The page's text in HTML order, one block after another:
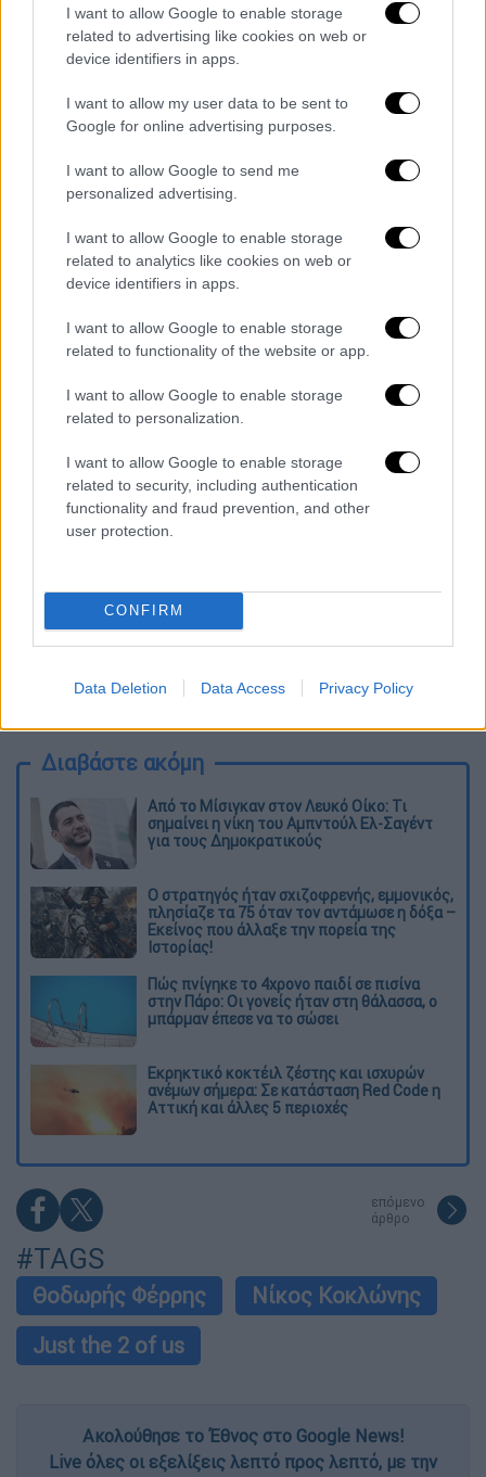
I want to allow Google to enable storage
related to advertising like cookies on web or
device identifiers in apps.
I want to allow my user data to be sent to
Google for online advertising purposes.
I want to allow Google to send me
personalized advertising.
I want to allow Google to enable storage
related to analytics like cookies on web or
device identifiers in apps.
I want to allow Google to enable storage
related to functionality of the website or app.
I want to allow Google to enable storage
related to personalization.
I want to allow Google to enable storage
related to security, including authentication
functionality and fraud prevention, and other
user protection.
CONFIRM
Data Deletion Data Access Privacy Policy
Λίγο πριν ολοκληρωθεί η παρουσία του, ο
Νίκος Κοκλώνηςτον προσκάλεσε να
μητέρα του, που βρισκόταν στο κοινό. Ο
Θοδωρής Φέρρηςπλησίασε τη μητέρα του
και οι δυο τους ερμήνευσαν μαζί το
τραγούδι «Πώς να γλυτώσει μάτια μου ο
ένας απ’ τον άλλο;», συγκινώντας τόσο τους
τηλεθεατές.
διαγράφονται
καταχώρηση
Διαβάστε ακόμη
Από το Μίσιγκαν στον Λευκό Οίκο: Τι
σημαίνει η νίκη του Αμπντούλ Ελ-Σαγέντ
για τους Δημοκρατικούς
O στρατηγός ήταν σχιζοφρενής, εμμονικός,
πλησίαζε τα 75 όταν τον αντάμωσε η δόξα –
Εκείνος που άλλαξε την πορεία της
Ιστορίας!
Πώς πνίγηκε το 4χρονο παιδί σε πισίνα
στην Πάρο: Οι γονείς ήταν στη θάλασσα, ο
μπάρμαν έπεσε να το σώσει
Εκρηκτικό κοκτέιλ ζέστης και ισχυρών
ανέμων σήμερα: Σε κατάσταση Red Code η
Αττική και άλλες 5 περιοχές
επόμενο
άρθρο
#TAGS
Θοδωρής Φέρρης
Νίκος Κοκλώνης
Just the 2 of us
Ακολούθησε το Έθνος στο Google News!
Live όλες οι εξελίξεις λεπτό προς λεπτό, με την